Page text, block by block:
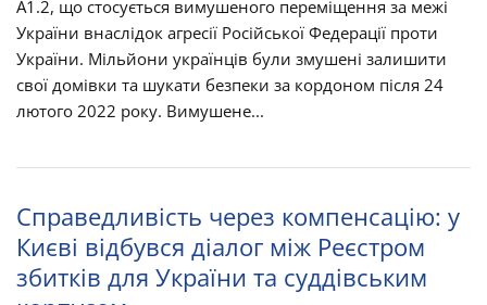
A1.2, що стосується вимушеного переміщення за межі
України внаслідок агресії Російської Федерації проти
України. Мільйони українців були змушені залишити
свої домівки та шукати безпеки за кордоном після 24
лютого 2022 року. Вимушене...
Справедливість через компенсацію: у
Києві відбувся діалог між Реєстром
збитків для України та суддівським